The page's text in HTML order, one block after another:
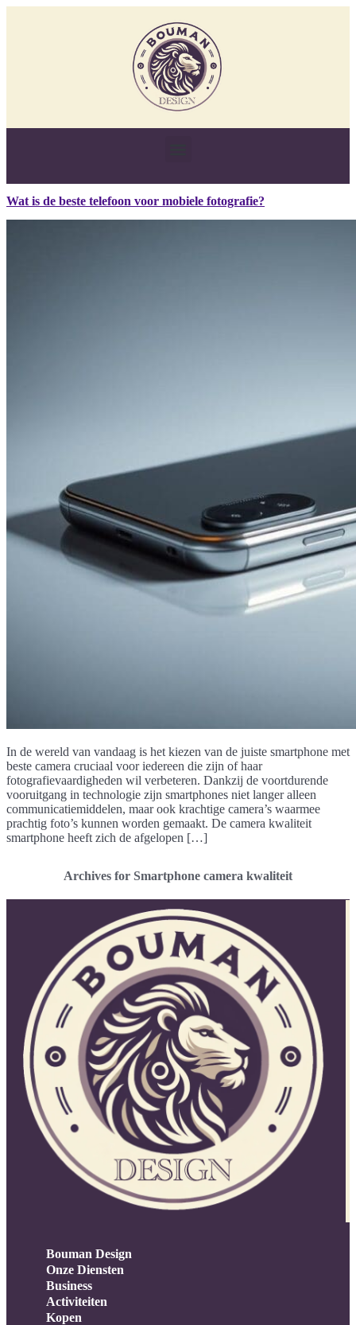
Wat is de beste telefoon voor mobiele fotografie?
In de wereld van vandaag is het kiezen van de juiste smartphone met
beste camera cruciaal voor iedereen die zijn of haar
fotografievaardigheden wil verbeteren. Dankzij de voortdurende
vooruitgang in technologie zijn smartphones niet langer alleen
communicatiemiddelen, maar ook krachtige camera’s waarmee
prachtig foto’s kunnen worden gemaakt. De camera kwaliteit
smartphone heeft zich de afgelopen […]
Archives for Smartphone camera kwaliteit
Bouman Design
Onze Diensten
Business
Activiteiten
Kopen